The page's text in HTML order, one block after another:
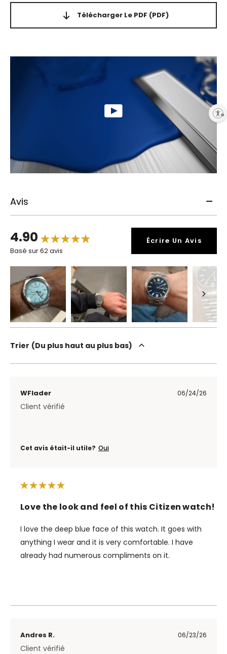
Enable accessibility
Télécharger Le PDF (PDF)
Avis
4.90
Basé sur 62 avis
Écrire Un Avis
Trier Du plus haut au plus bas
WFlader 06/24/26
Client vérifié
Cet avis était-il utile? Oui
Love the look and feel of this Citizen watch!
I love the deep blue face of this watch. It goes with
anything I wear and it is very comfortable. I have
already had numerous compliments on it.
Andres R. 06/23/26
Client vérifié